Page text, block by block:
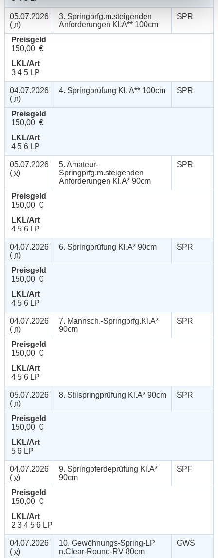
05.07.2026
( n)
3. Springprfg.m.steigenden
Anforderungen Kl.A** 100cm
SPR
Preisgeld
150,00 €
LKL/Art
3 4 5 LP
04.07.2026
( n)
4. Springprüfung Kl. A** 100cm SPR
Preisgeld
150,00 €
LKL/Art
4 5 6 LP
05.07.2026
( v)
5. Amateur-
Springprfg.m.steigenden
Anforderungen Kl.A* 90cm
SPR
Preisgeld
150,00 €
LKL/Art
4 5 6 LP
04.07.2026
( n)
6. Springprüfung Kl.A* 90cm SPR
Preisgeld
150,00 €
LKL/Art
4 5 6 LP
04.07.2026
( n)
7. Mannsch.-Springprfg.Kl.A*
90cm
SPR
Preisgeld
150,00 €
LKL/Art
4 5 6 LP
05.07.2026
( n)
8. Stilspringprüfung Kl.A* 90cm SPR
Preisgeld
150,00 €
LKL/Art
5 6 LP
04.07.2026
( v)
9. Springpferdeprüfung Kl.A*
90cm
SPF
Preisgeld
150,00 €
LKL/Art
2 3 4 5 6 LP
04.07.2026
( v)
10. Gewöhnungs-Spring-LP
n.Clear-Round-RV 80cm
GWS